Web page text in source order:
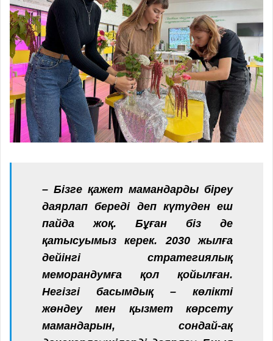
– Бізге қажет мамандарды біреу
даярлап береді деп күтуден еш
пайда жоқ. Бұған біз де
қатысуымыз керек. 2030 жылға
дейінгі стратегиялық
меморандумға қол қойылған.
Негізгі басымдық – көлікті
жөндеу мен қызмет көрсету
мамандарын, сондай-ақ